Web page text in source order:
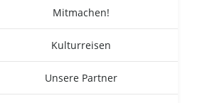
Mitmachen!
Kulturreisen
Unsere Partner